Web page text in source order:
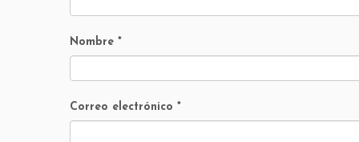
Nombre *
Correo electrónico *